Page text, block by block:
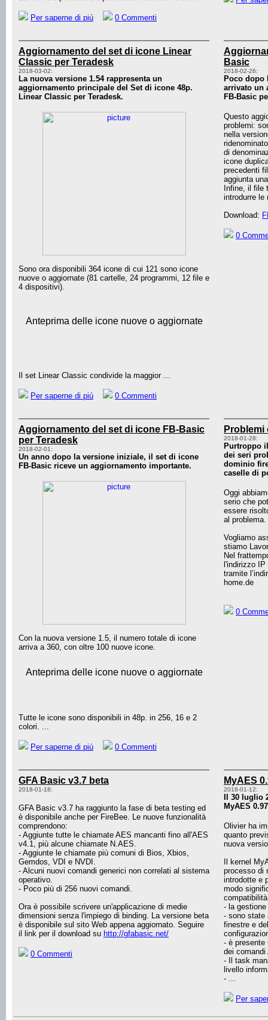
Per saperne di piú 0 Commenti
Aggiornamento del set di icone Linear
Classic per Teradesk
2018-03-02:
La nuova versione 1.54 rappresenta un
aggiornamento principale del Set di icone 48p.
Linear Classic per Teradesk.
Sono ora disponibili 364 icone di cui 121 sono icone
nuove o aggiornate (81 cartelle, 24 programmi, 12 file e
4 dispositivi).
Anteprima delle icone nuove o aggiornate
Il set Linear Classic condivide la maggior ...
Per saperne di piú 0 Commenti
Basic
2018-02-26:
Poco dopo
arrivato un
FB-Basic
Questo
problemi:
nella
di
icone
precedenti
aggiunta
Infine, il file
introdurre
Download:
0
Aggiornamento del set di icone FB-Basic
per Teradesk
2018-02-01:
Un anno dopo la versione iniziale, il set di icone
FB-Basic riceve un aggiornamento importante.
Con la nuova versione 1.5, il numero totale di icone
arriva a 360, con oltre 100 nuove icone.
Anteprima delle icone nuove o aggiornate
Tutte le icone sono disponibili in 48p. in 256, 16 e 2
colori. ...
Per saperne di piú 0 Commenti
Problemi
2018-01-28:
Purtroppo
dei seri
dominio
caselle di
Oggi
serio che
essere
al problema.
Vogliamo
stiamo
Nel
l'indirizzo IP
tramite
home.de
0
GFA Basic v3.7 beta
2018-01-18:
GFA Basic v3.7 ha raggiunto la fase di beta testing ed
è disponibile anche per FireBee. Le nuove funzionalità
comprendono:
- Aggiunte tutte le chiamate AES mancanti fino all'AES
v4.1, più alcune chiamate N.AES.
- Aggiunte le chiamate più comuni di Bios, Xbios,
Gemdos, VDI e NVDI.
- Alcuni nuovi comandi generici non correlati al sistema
operativo.
- Poco più di 256 nuovi comandi.
Ora è possibile scrivere un'applicazione di medie
dimensioni senza l'impiego di binding. La versione beta
è disponibile sul sito Web appena aggiornato. Seguire
il link per il download su http://gfabasic.net/
0 Commenti
MyAES
2018-01-12:
Il 30 luglio
MyAES
Olivier ha
quanto
nuova
Il kernel
processo di
introdotte e
modo
- la
- sono state
finestre e
- è presente
dei comandi
- Il task
livello
- ...
Per